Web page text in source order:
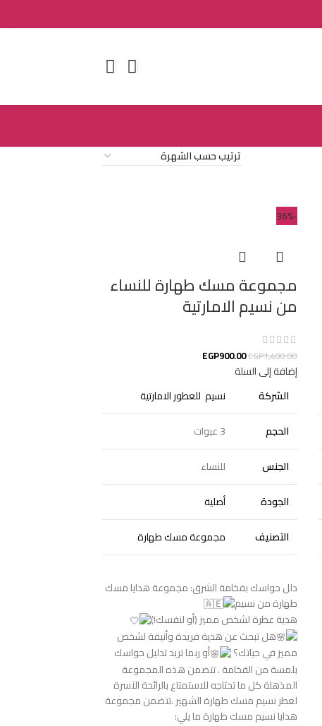
-36%
مجموعة مسك طهارة للنساء
من نسيم الامارتية
EGP1,400.00
EGP900.00
إضافة إلى السلة
الشركة
نسيم للعطور الامارتية
الحجم
3 عبوات
الجنس
للنساء
الجودة
أصلية
التصنيف
مجموعة مسك طهارة
دلل حواسك بفخامة الشرق: مجموعة هدايا مسك
طهارة من نسيم
هدية عطرة لشخص مميز (أو لنفسك!)
هل تبحث عن هدية فريدة وأنيقة لشخص
مميز في حياتك؟
أو ربما تريد تدليل حواسك
بلمسة من الفخامة . تتضمن هذه المجموعة
المذهلة كل ما تحتاجه للاستمتاع بالرائحة الآسرة
لعطر نسيم مسك طهارة الشهير .تتضمن مجموعة
هدايا نسيم مسك طهارة ما يلي: